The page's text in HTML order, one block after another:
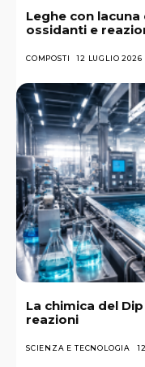
Leghe con
ossidanti e
COMPOSTI 12 LUGLIO 2026
La chimica del
reazioni
SCIENZA E TECNOLOGIA